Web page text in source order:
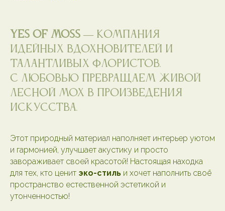
Yes of moss — компания
идейных вдохновителей и
талантливых флористов.
С любовью превращаем живой
лесной мох в произведения
искусства.
Этот природный материал наполняет интерьер уютом
и гармонией, улучшает акустику и просто
завораживает своей красотой! Настоящая находка
для тех, кто ценит эко-стиль и хочет наполнить своё
пространство естественной эстетикой и
утонченностью!